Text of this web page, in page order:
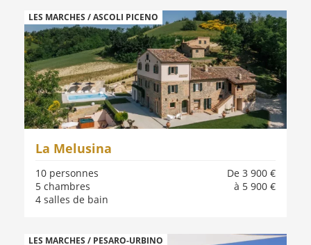
LES MARCHES / ASCOLI PICENO
La Melusina
De 3 900 €
à 5 900 €
10 personnes
5 chambres
4 salles de bain
LES MARCHES / PESARO-URBINO